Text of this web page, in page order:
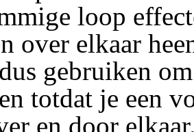
loop
over elkaar
gebruiken
totdat je een
en door